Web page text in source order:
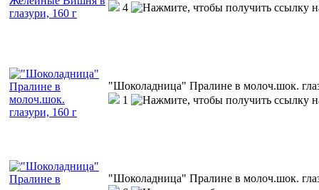
4
"Шоколадница" Пралине в молоч.шок.
1
"Шоколадница" Пралине в молоч.шок.